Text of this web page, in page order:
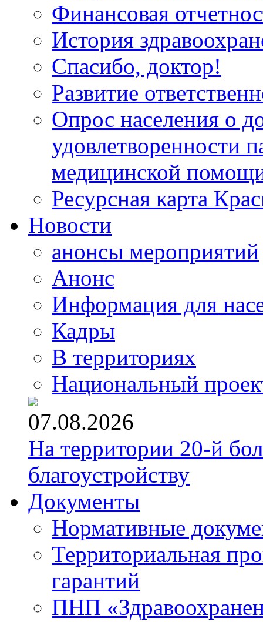
Финансовая
История
Спасибо, доктор!
Развитие
Опрос населения о
удовлетворенности
медицинской
Ресурсная карта
Новости
анонсы мероприятий
Анонс
Информация для
Кадры
В территориях
Национальный
07.08.2026
На территории 20-й
благоустройству
Документы
Нормативные
Территориальная
гарантий
ПНП